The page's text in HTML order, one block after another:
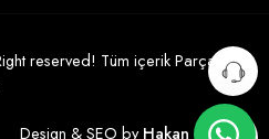
reserved! Tüm içerik Parça
Design & SEO byHakan Çelik